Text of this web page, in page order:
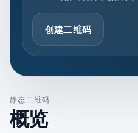
创建二维码
静态二维码
概览